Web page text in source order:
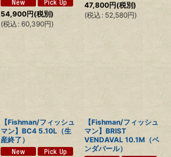
54,900円(税別)
(税込 : 60,390円)
47,800円(税別)
(税込 : 52,580円)
【Fishman/フィッシュ
マン】BC4 5.10L（生
産終了）
【Fishman/フィッシュ
マン】BRIST
VENDAVAL 10.1M（ベ
ンダバール）